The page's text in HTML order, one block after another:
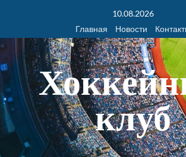
10.08.2026
Главная
Новости
клуб